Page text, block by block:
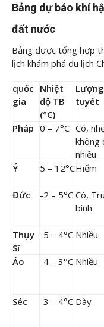
Bảng dự báo khí
đất nước
Bảng được tổng hợp
lịch khám phá du lịch
quốc
gia
Nhiệt
độ TB
(°C)
Lượng
tuyết
Pháp 0 – 7°C Có,
không
nhiều
Ý 5 – 12°CHiếm
Đức
-2 – 5°C Có,
bình
Thụy
Sĩ
-5 – 4°C Nhiều
Áo
-4 – 3°C Nhiều
Séc
-3 – 4°C Dày